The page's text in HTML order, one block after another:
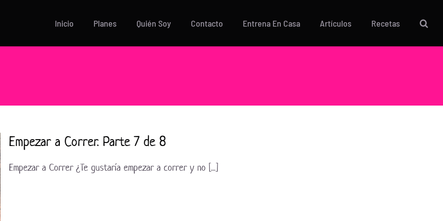
Inicio Planes Quién Soy Contacto Entrena En Casa Artículos Recetas
Empezar a Correr. Parte 7 de 8
Empezar a Correr ¿Te gustaría empezar a correr y no [...]